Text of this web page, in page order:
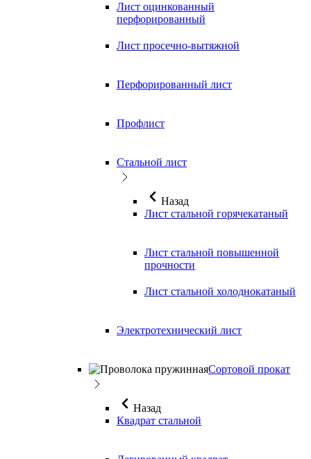
Лист оцинкованный
перфорированный
Лист просечно-вытяжной
Перфорированный лист
Профлист
Стальной лист
Назад
Лист стальной горячекатаный
Лист стальной повышенной
прочности
Лист стальной холоднокатаный
Электротехнический лист
Сортовой прокат
Назад
Квадрат стальной